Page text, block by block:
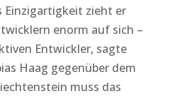
Einzigartigkeit zieht er
enorm auf sich –
Entwickler, sagte
Haag gegenüber dem
muss das